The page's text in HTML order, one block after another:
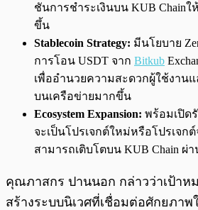
ชันการชำระเงินบน KUB Chain
ขึ้น
Stablecoin Strategy: มีนโยบาย
การโอน USDT จาก Bitkub
เพื่ออำนวยความสะดวกผู้ใช้งาน
บนเครือข่ายมากขึ้น
Ecosystem Expansion: พร้อมเปิด
จะเป็นโปรเจกต์ใหม่หรือโปรเจก
สามารถเติบโตบน KUB Chain ผ่
คุณภาสกร ปานนอก กล่าวว่าเป้าห
สร้างระบบนิเวศที่เชื่อมต่อศักยภาพ